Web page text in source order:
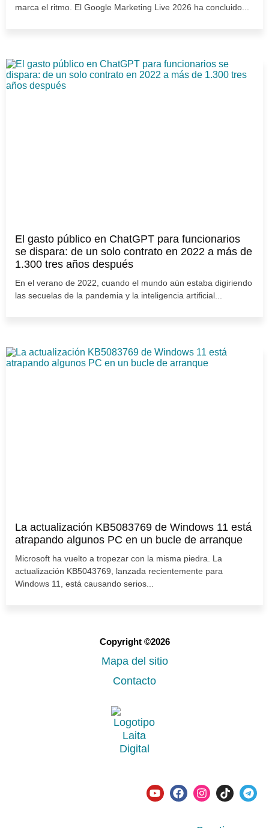
marca el ritmo. El Google Marketing Live 2026 ha concluido...
El gasto público en ChatGPT para funcionarios
se dispara: de un solo contrato en 2022 a más de
1.300 tres años después
En el verano de 2022, cuando el mundo aún estaba digiriendo
las secuelas de la pandemia y la inteligencia artificial...
La actualización KB5083769 de Windows 11 está
atrapando algunos PC en un bucle de arranque
Microsoft ha vuelto a tropezar con la misma piedra. La
actualización KB5043769, lanzada recientemente para
Windows 11, está causando serios...
Copyright ©2026
Mapa del sitio
Contacto